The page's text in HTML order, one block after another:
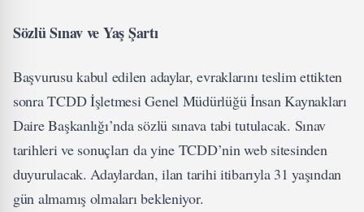
Sözlü Sınav ve Yaş Şartı
Başvurusu kabul edilen adaylar, evraklarını teslim ettikten
sonra TCDD İşletmesi Genel Müdürlüğü İnsan Kaynakları
Daire Başkanlığı’nda sözlü sınava tabi tutulacak. Sınav
tarihleri ve sonuçları da yine TCDD’nin web sitesinden
duyurulacak. Adaylardan, ilan tarihi itibarıyla 31 yaşından
gün almamış olmaları bekleniyor.